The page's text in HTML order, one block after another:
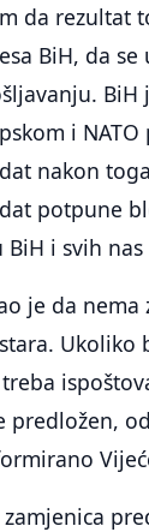
da rezultat
BiH, da
BiH
i
nakon
potpune
BiH i svih
je da
Ukoliko
predložen,
zamjenica